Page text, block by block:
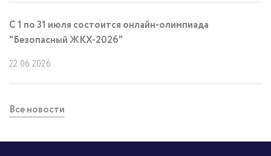
С 1 по 31 июля состоится онлайн-олимпиада
"Безопасный ЖКХ-2026"
22.06.2026
Все новости